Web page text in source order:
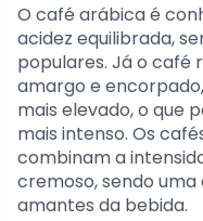
O café arábica é
acidez equilibrada,
populares. Já o café
amargo e
mais elevado, o que
mais intenso. Os
combinam a
cremoso, sendo
amantes da bebida.